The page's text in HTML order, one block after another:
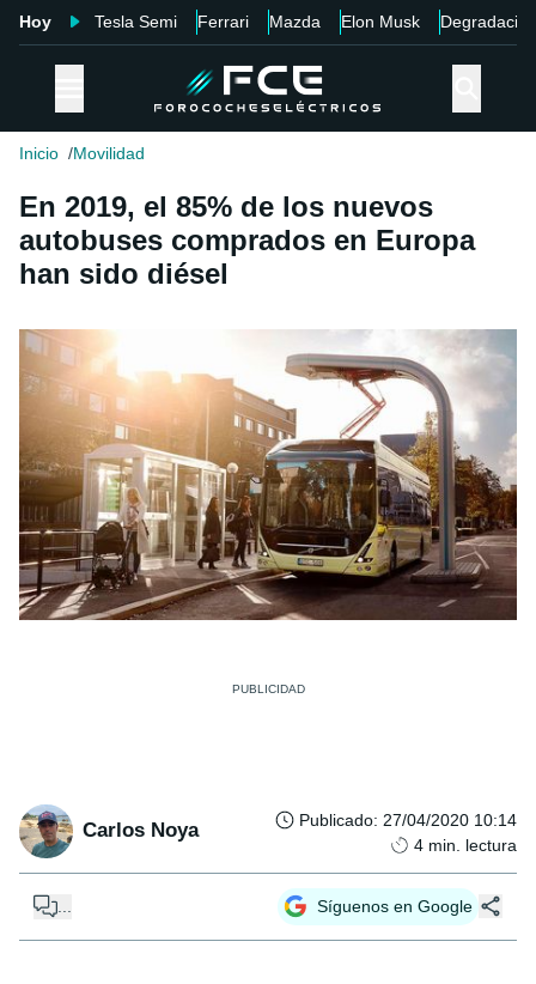
Hoy Tesla Semi Ferrari Mazda Elon Musk Degradación
Inicio Movilidad
En 2019, el 85% de los nuevos
autobuses comprados en Europa
han sido diésel
Carlos Noya Publicado: 27/04/2020 10:14
4 min. lectura
Síguenos en Google